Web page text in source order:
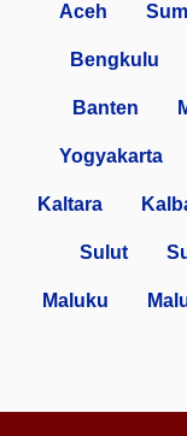
Aceh
Bengkulu
Banten
Yogyakarta
Kaltara
Sulut
Maluku